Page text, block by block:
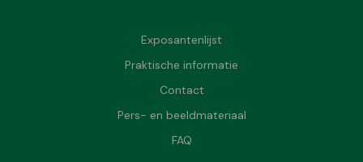
Exposantenlijst
Praktische informatie
Contact
Pers- en beeldmateriaal
FAQ